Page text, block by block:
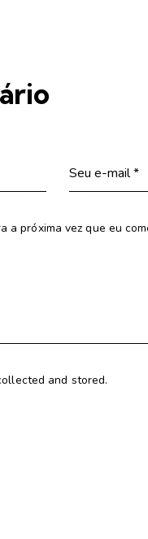
a próxima vez que eu
and stored.